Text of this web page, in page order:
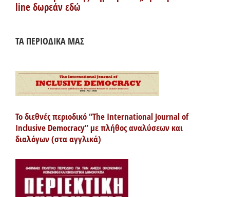
line δωρεάν εδώ
ΤΑ ΠΕΡΙΟΔΙΚΑ ΜΑΣ
Το διεθνές περιοδικό “The International Journal of
Inclusive Democracy” με πλήθος αναλύσεων και
διαλόγων (στα αγγλικά)